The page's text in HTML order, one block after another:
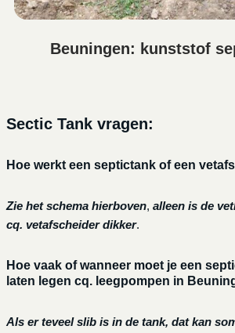
Beuningen: kunststof
Sectic Tank vragen:
Hoe werkt een septictank of een
Zie het schema hierboven, alleen is de
cq. vetafscheider dikker.
Hoe vaak of wanneer moet je een
laten legen cq. leegpompen in
Als er teveel slib is in de tank, dat kan